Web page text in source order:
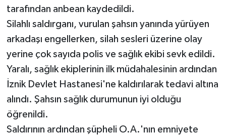
tarafından anbean kaydedildi.
Silahlı saldırganı, vurulan şahsın yanında yürüyen
arkadaşı engellerken, silah sesleri üzerine olay
yerine çok sayıda polis ve sağlık ekibi sevk edildi.
Yaralı, sağlık ekiplerinin ilk müdahalesinin ardından
İznik Devlet Hastanesi'ne kaldırılarak tedavi altına
alındı. Şahsın sağlık durumunun iyi olduğu
öğrenildi.
Saldırının ardından şüpheli O.A.'nın emniyete